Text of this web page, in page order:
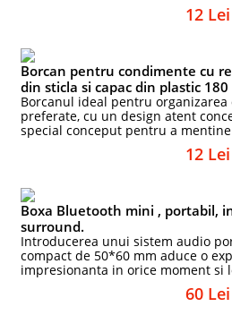
12 Lei
Borcan pentru condimente cu
din sticla si capac din plastic
Borcanul ideal pentru
preferate, cu un design atent
special conceput pentru a
12 Lei
Boxa Bluetooth mini , portabil,
surround.
Introducerea unui sistem audio
compact de 50*60 mm aduce o
impresionanta in orice moment si
60 Lei